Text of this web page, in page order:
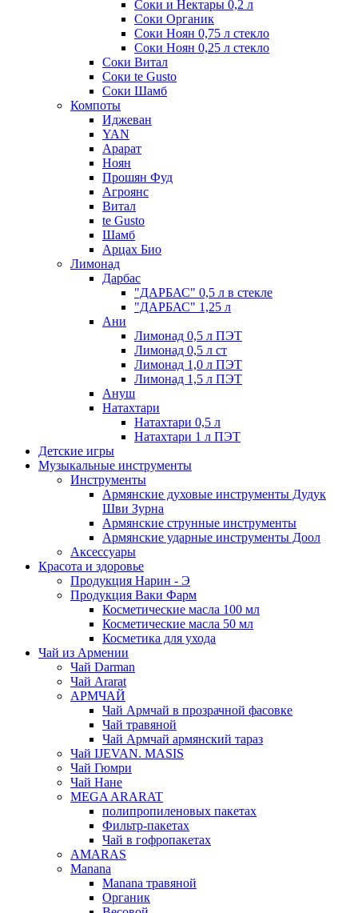
Соки и Нектары 0,2 л
Соки Органик
Соки Ноян 0,75 л стекло
Соки Ноян 0,25 л стекло
Соки Витал
Соки te Gusto
Соки Шамб
Компоты
Иджеван
YAN
Арарат
Ноян
Прошян Фуд
Агроянс
Витал
te Gusto
Шамб
Арцах Био
Лимонад
Дарбас
"ДАРБАС" 0,5 л в стекле
"ДАРБАС" 1,25 л
Ани
Лимонад 0,5 л ПЭТ
Лимонад 0,5 л ст
Лимонад 1,0 л ПЭТ
Лимонад 1,5 л ПЭТ
Ануш
Натахтари
Натахтари 0,5 л
Натахтари 1 л ПЭТ
Детские игры
Музыкальные инструменты
Инструменты
Армянские духовые инструменты Дудук
Шви Зурна
Армянские струнные инструменты
Армянские ударные инструменты Доол
Аксессуары
Красота и здоровье
Продукция Нарин - Э
Продукция Ваки Фарм
Косметические масла 100 мл
Косметические масла 50 мл
Косметика для ухода
Чай из Армении
Чай Darman
Чай Ararat
АРМЧАЙ
Чай Армчай в прозрачной фасовке
Чай травяной
Чай Армчай армянский тараз
Чай IJEVAN. MASIS
Чай Гюмри
Чай Нане
MEGA ARARAT
полипропиленовых пакетах
Фильтр-пакетах
Чай в гофропакетах
AMARAS
Manana
Manana травяной
Органик